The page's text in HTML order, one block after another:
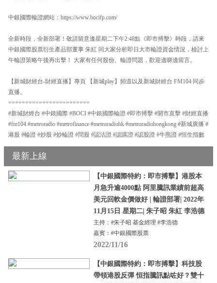
中銀國際輪證網站：https://www.bocifp.com/
全新時段，全新部署！敬請留意逢星期二下午2:48點《即市搏擊》時段，請來
中銀國際股票衍生產品部董事 朱紅 同大家分析即日大市輪證資金情況，檢討上
午輪證策略午後再出擊！ 大家有任何股份、輪證問題，歡迎邊睇邊留言。
【新城財經台-財經直播】專頁 【新城play】頻道以及新城財經台 FM104 同步
直播。
========================
#新城財經台 #中銀國際 #BOCI #中銀國際輪證 #即市搏擊 #開市直擊 #財經直播
#fm104 #metroradio #metrofinance #metroradiohk #metroradiohongkong #新城廣播 #
港股 #輪證 #炒股 #炒輪證 #問股 #認沽證 #認購證 #認股證 #牛熊證 #恒生指數
最新上線
【中銀國際特約：即市搏擊】港股本
月急升逾4000點 阿里騰訊業績前超高
美元回軟金價做好 | 輪證部署| 2022年
11月15日 星期二| 朱子昭 朱紅 李浩德
主持：#朱子昭 基金經理 #李浩德
嘉賓：#中銀國際股票
2022/11/16
【中銀國際特約：即市搏擊】科技股
帶領港股反彈 恒指騰訊點咗好？雙十